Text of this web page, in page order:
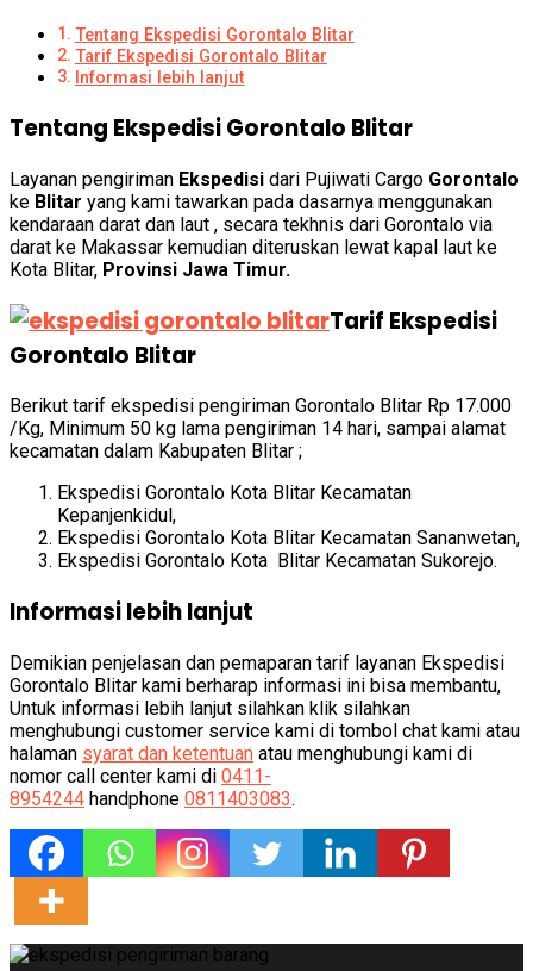
Tentang Ekspedisi Gorontalo Blitar
Tarif Ekspedisi Gorontalo Blitar
Informasi lebih lanjut
Tentang Ekspedisi Gorontalo Blitar
Layanan pengiriman Ekspedisi dari Pujiwati Cargo Gorontalo
ke Blitar yang kami tawarkan pada dasarnya menggunakan
kendaraan darat dan laut , secara tekhnis dari Gorontalo via
darat ke Makassar kemudian diteruskan lewat kapal laut ke
Kota Blitar, Provinsi Jawa Timur.
Tarif Ekspedisi
Gorontalo Blitar
Berikut tarif ekspedisi pengiriman Gorontalo Blitar Rp 17.000
/Kg, Minimum 50 kg lama pengiriman 14 hari, sampai alamat
kecamatan dalam Kabupaten Blitar ;
Ekspedisi Gorontalo Kota Blitar Kecamatan
Kepanjenkidul,
Ekspedisi Gorontalo Kota Blitar Kecamatan Sananwetan,
Ekspedisi Gorontalo Kota Blitar Kecamatan Sukorejo.
Informasi lebih lanjut
Demikian penjelasan dan pemaparan tarif layanan Ekspedisi
Gorontalo Blitar kami berharap informasi ini bisa membantu,
Untuk informasi lebih lanjut silahkan klik silahkan
menghubungi customer service kami di tombol chat kami atau
halaman syarat dan ketentuan atau menghubungi kami di
nomor call center kami di 0411-
8954244 handphone 0811403083.